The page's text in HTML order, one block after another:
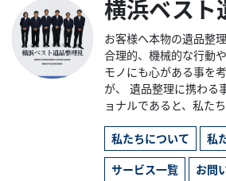
横浜ベスト
お客様へ本物の遺品整
合理的、機械的な行動
モノにも心がある事を
が、 遺品整理に携わる
ョナルであると、私たち
私たちについて 私
サービス一覧 お問